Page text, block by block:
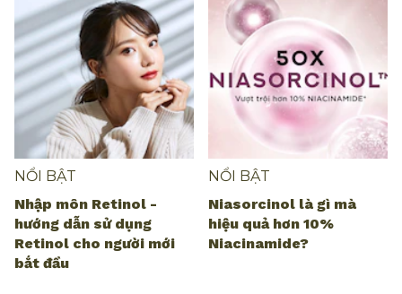
NỔI BẬT
Nhập môn Retinol -
hướng dẫn sử dụng
Retinol cho người mới
bắt đầu
NỔI BẬT
Niasorcinol là gì mà
hiệu quả hơn 10%
Niacinamide?